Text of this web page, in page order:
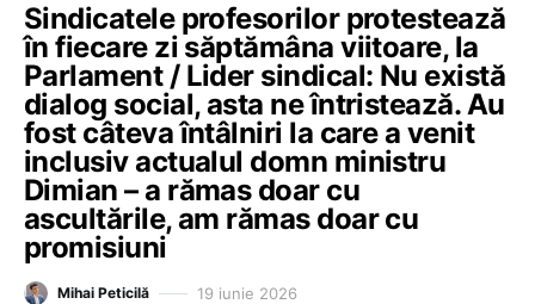
Sindicatele profesorilor protestează
în fiecare zi săptămâna viitoare, la
Parlament / Lider sindical: Nu există
dialog social, asta ne întristează. Au
fost câteva întâlniri la care a venit
inclusiv actualul domn ministru
Dimian – a rămas doar cu
ascultările, am rămas doar cu
promisiuni
Mihai Peticilă 19 iunie 2026